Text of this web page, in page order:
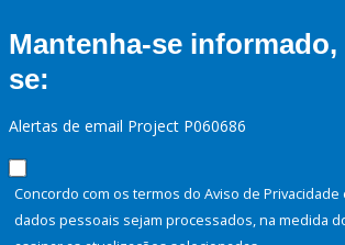
Mantenha-se informado,
se:
Alertas de email Project P060686
Concordo com os termos do Aviso de
dados pessoais sejam processados, na medida